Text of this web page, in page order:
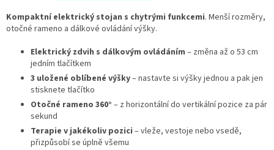
Kompaktní elektrický stojan s chytrými funkcemi. Menší rozměry,
otočné rameno a dálkové ovládání výšky.
Elektrický zdvih s dálkovým ovládáním – změna až o 53 cm
jedním tlačítkem
3 uložené oblíbené výšky– nastavte si výšky jednou a pak jen
stisknete tlačítko
Otočné rameno 360° – z horizontální do vertikální pozice za pár
sekund
Terapie v jakékoliv pozici – vleže, vestoje nebo vsedě,
přizpůsobí se úplně všemu